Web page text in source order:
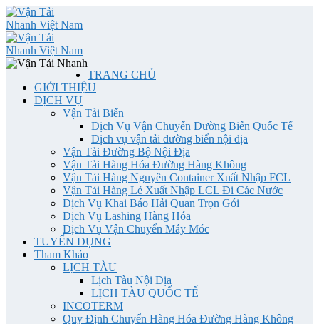
TRANG CHỦ
GIỚI THIỆU
DỊCH VỤ
Vận Tải Biển
Dịch Vụ Vận Chuyển Đường Biển Quốc Tế
Dịch vụ vận tải đường biển nội địa
Vận Tải Đường Bộ Nội Địa
Vận Tải Hàng Hóa Đường Hàng Không
Vận Tải Hàng Nguyên Container Xuất Nhập FCL
Vận Tải Hàng Lẻ Xuất Nhập LCL Đi Các Nước
Dịch Vụ Khai Báo Hải Quan Trọn Gói
Dịch Vụ Lashing Hàng Hóa
Dịch Vụ Vận Chuyển Máy Móc
TUYỂN DỤNG
Tham Khảo
LỊCH TÀU
Lịch Tàu Nội Địa
LỊCH TÀU QUỐC TẾ
INCOTERM
Quy Định Chuyển Hàng Hóa Đường Hàng Không